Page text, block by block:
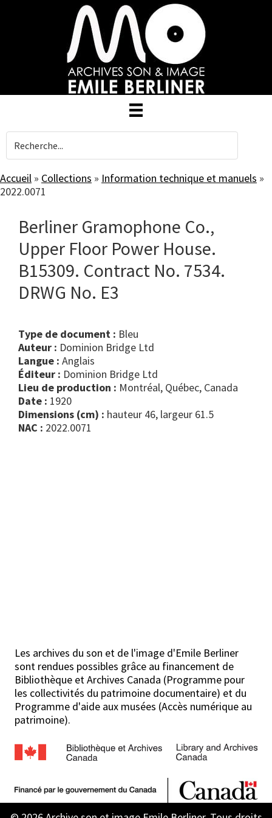
Accueil » Collections » Information technique et manuels »
2022.0071
Berliner Gramophone Co.,
Upper Floor Power House.
B15309. Contract No. 7534.
DRWG No. E3
Type de document :
bleu
Auteur : Dominion Bridge Ltd
Langue : Anglais
Éditeur : Dominion Bridge Ltd
Lieu de production : Montréal, Québec, Canada
Date : 1920
Dimensions (cm) : hauteur 46, largeur 61.5
NAC : 2022.0071
Les archives du son et de l'image d'Emile Berliner
sont rendues possibles grâce au financement de
Bibliothèque et Archives Canada (Programme pour
les collectivités du patrimoine documentaire) et du
Programme d'aide aux musées (Accès numérique au
patrimoine).